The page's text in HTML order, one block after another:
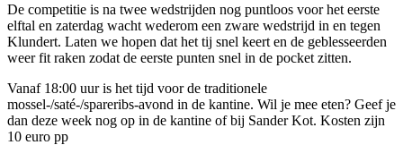
De competitie is na twee wedstrijden nog puntloos voor het eerste
elftal en zaterdag wacht wederom een zware wedstrijd in en tegen
Klundert. Laten we hopen dat het tij snel keert en de geblesseerden
weer fit raken zodat de eerste punten snel in de pocket zitten.
Vanaf 18:00 uur is het tijd voor de traditionele
mossel-/saté-/spareribs-avond in de kantine. Wil je mee eten? Geef je
dan deze week nog op in de kantine of bij Sander Kot. Kosten zijn
10 euro pp